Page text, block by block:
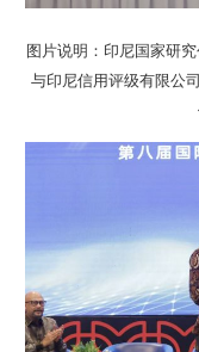
图片说明：印尼国家研
与印尼信用评级有限公